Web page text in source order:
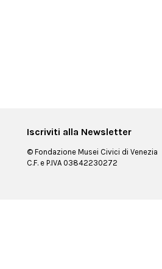
Iscriviti alla Newsletter
© Fondazione Musei Civici di Venezia
C.F. e P.IVA 03842230272